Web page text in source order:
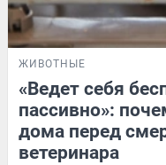
ЖИВОТНЫЕ
«Ведет себя
пассивно»:
дома перед
ветеринара